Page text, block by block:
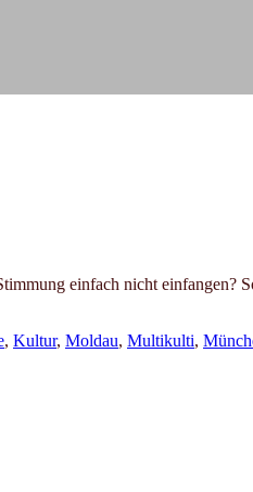
einfach nicht
, Kultur, Moldau, Multikulti,